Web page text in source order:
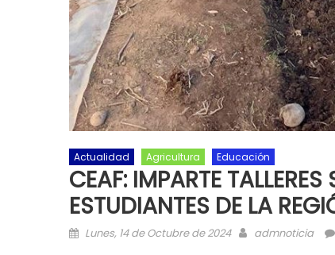
Actualidad Agricultura Educación
CEAF: IMPARTE
ESTUDIANTES DE LA
Posted on
Lunes, 14 de Octubre de 2024 Author
admnoticia